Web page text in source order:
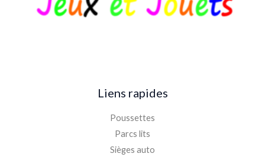
Liens rapides
Poussettes
Parcs lits
Sièges auto